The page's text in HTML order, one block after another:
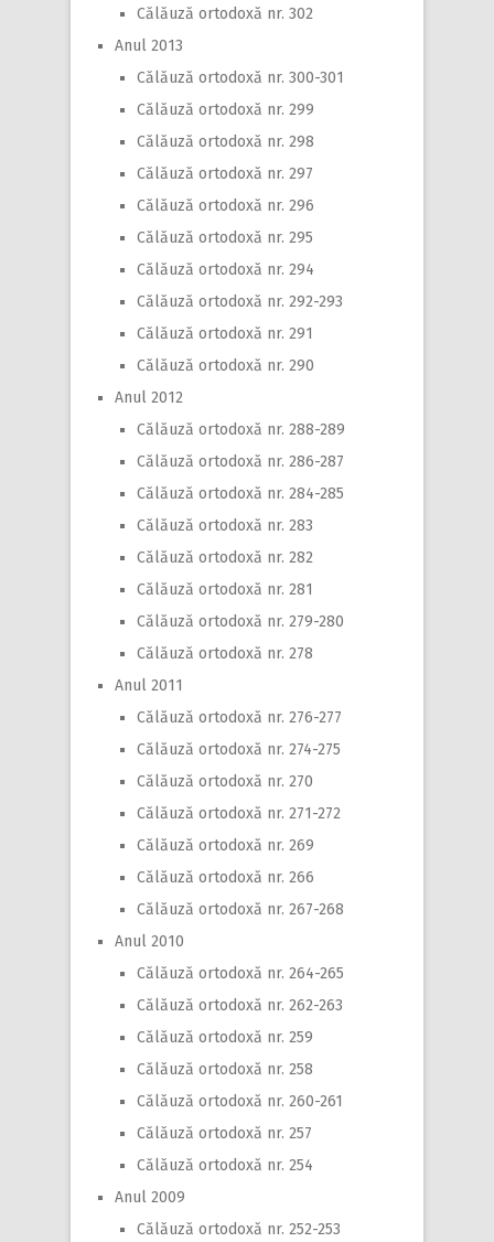
Călăuză ortodoxă nr. 302
Anul 2013
Călăuză ortodoxă nr. 300-301
Călăuză ortodoxă nr. 299
Călăuză ortodoxă nr. 298
Călăuză ortodoxă nr. 297
Călăuză ortodoxă nr. 296
Călăuză ortodoxă nr. 295
Călăuză ortodoxă nr. 294
Călăuză ortodoxă nr. 292-293
Călăuză ortodoxă nr. 291
Călăuză ortodoxă nr. 290
Anul 2012
Călăuză ortodoxă nr. 288-289
Călăuză ortodoxă nr. 286-287
Călăuză ortodoxă nr. 284-285
Călăuză ortodoxă nr. 283
Călăuză ortodoxă nr. 282
Călăuză ortodoxă nr. 281
Călăuză ortodoxă nr. 279-280
Călăuză ortodoxă nr. 278
Anul 2011
Călăuză ortodoxă nr. 276-277
Călăuză ortodoxă nr. 274-275
Călăuză ortodoxă nr. 270
Călăuză ortodoxă nr. 271-272
Călăuză ortodoxă nr. 269
Călăuză ortodoxă nr. 266
Călăuză ortodoxă nr. 267-268
Anul 2010
Călăuză ortodoxă nr. 264-265
Călăuză ortodoxă nr. 262-263
Călăuză ortodoxă nr. 259
Călăuză ortodoxă nr. 258
Călăuză ortodoxă nr. 260-261
Călăuză ortodoxă nr. 257
Călăuză ortodoxă nr. 254
Anul 2009
Călăuză ortodoxă nr. 252-253